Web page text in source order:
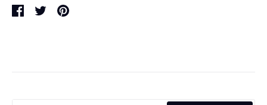
Compartir
TuitearHacer